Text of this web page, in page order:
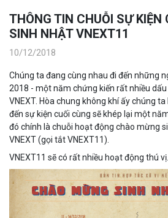
THÔNG TIN CHUỖI SỰ KIỆN
SINH NHẬT VNEXT11
10/12/2018
Chúng ta đang cùng nhau đi đến những
2018 - một năm chứng kiến rất nhiều
VNEXT. Hòa chung không khí ấy chúng
đến sự kiện cuối cùng sẽ khép lại một
đó chính là chuỗi hoạt động chào mừng
VNEXT (gọi tắt VNEXT11).
VNEXT11 sẽ có rất nhiều hoạt động thú vị.